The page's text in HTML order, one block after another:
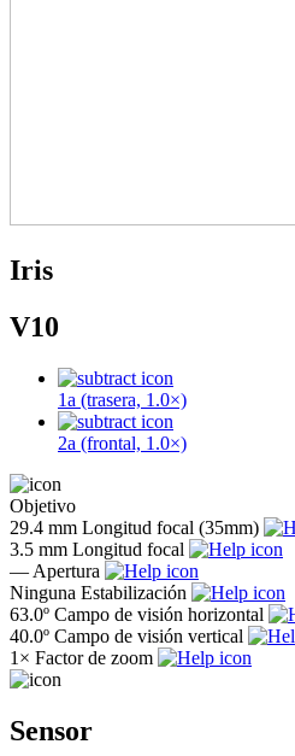
Iris
V10
1a (trasera, 1.0×)
2a (frontal, 1.0×)
Objetivo
29.4 mm Longitud focal (35mm)
3.5 mm Longitud focal
— Apertura
Ninguna Estabilización
63.0º Campo de visión horizontal
40.0º Campo de visión vertical
1× Factor de zoom
Sensor